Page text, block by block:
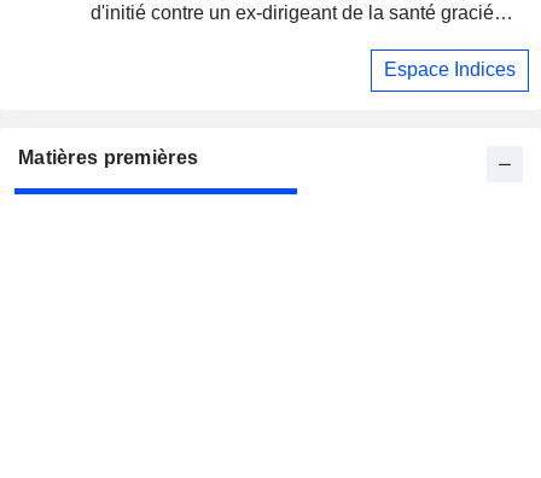
d'initié contre un ex-dirigeant de la santé gracié
Espace Indices
Matières premières